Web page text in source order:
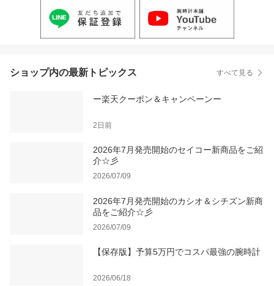
ショップ内の最新トピックス すべて見る
ー楽天クーポン＆キャンペーンー
2日前
2026年7月発売開始のセイコー新商品をご紹
介☆彡
2026/07/09
2026年7月発売開始のカシオ＆シチズン新商
品をご紹介☆彡
2026/07/09
【保存版】予算5万円でコスパ最強の腕時計
2026/06/18